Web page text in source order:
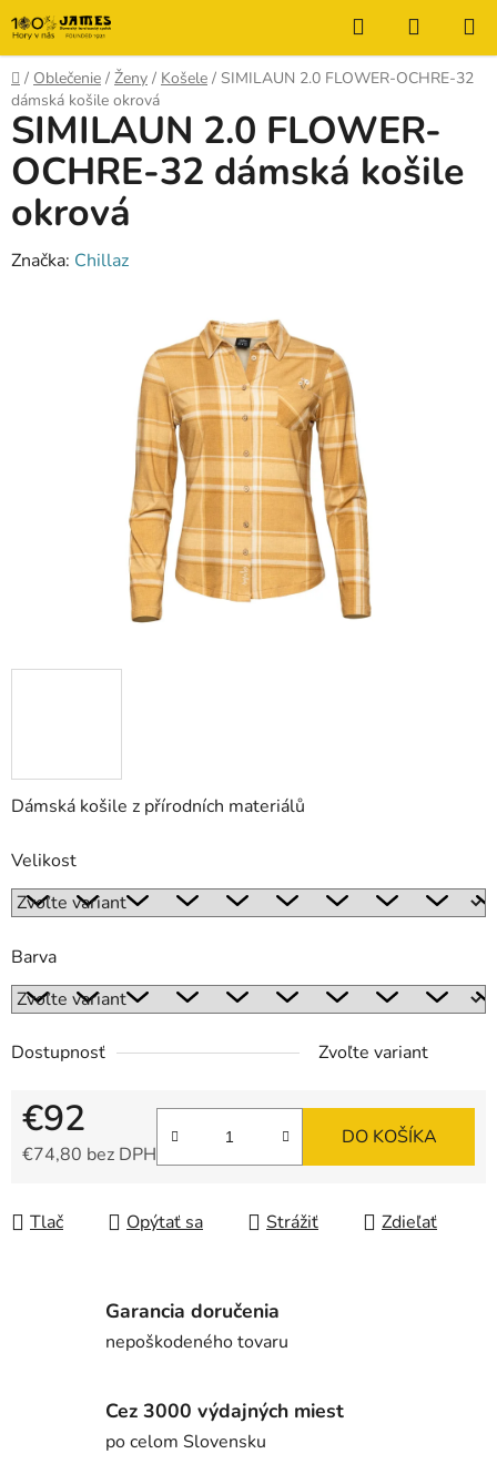
Prejsť
na
obsah
Hľadať
KOŠÍK
Domov
/ Oblečenie / Ženy / Košele / SIMILAUN 2.0 FLOWER-OCHRE-32
dámská košile okrová
Dámská košile z přírodních materiálů
Velikost
Barva
Dostupnosť Zvoľte variant
€92
€74,80 bez DPH
DO KOŠÍKA
Tlač Opýtať sa Strážiť Zdieľať
SIMILAUN 2.0 FLOWER-
OCHRE-32 dámská košile
okrová
Značka: Chillaz
Garancia doručenia
nepoškodeného tovaru
Cez 3000 výdajných miest
po celom Slovensku